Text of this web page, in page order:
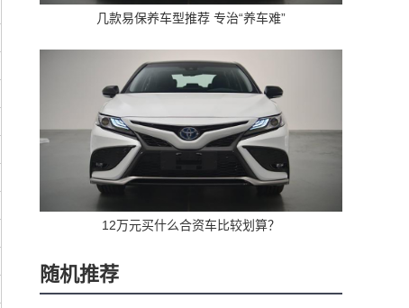
几款易保养车型推荐 专治“养车难”
12万元买什么合资车比较划算？
随机推荐